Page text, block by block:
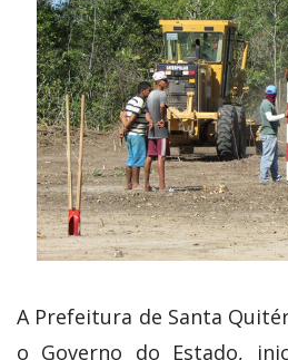
A Prefeitura de Santa
o Governo do Estado,